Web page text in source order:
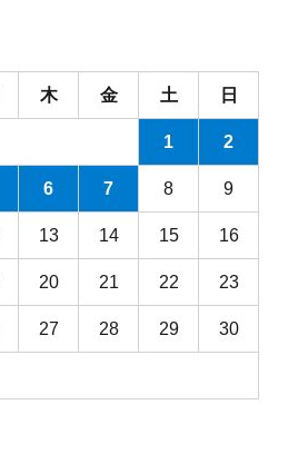
木 金 土 日
1 2
6 7 8 9
13 14 15 16
20 21 22 23
27 28 29 30